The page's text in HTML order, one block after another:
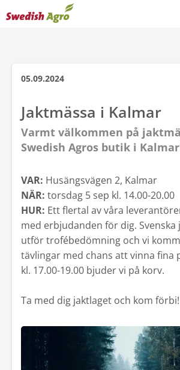
05.09.2024
Jaktmässa i Kalmar
Varmt välkommen på
Swedish Agros butik i
VAR: Husängsvägen 2, Kalmar
NÄR: torsdag 5 sep kl. 14.00-20.00
HUR: Ett flertal av våra
med erbjudanden för dig.
utför trofébedömning och vi
tävlingar med chans att vinna fina
kl. 17.00-19.00 bjuder vi på korv.
Ta med dig jaktlaget och kom förbi!
Om